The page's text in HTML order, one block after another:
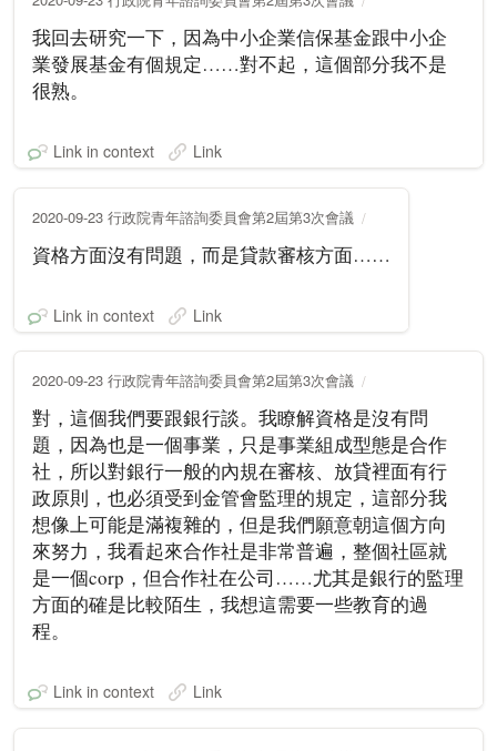
我回去研究一下，因為中小企業信保基金跟中小企
業發展基金有個規定……對不起，這個部分我不是
很熟。
Link in context Link
2020-09-23 行政院青年諮詢委員會第2屆第3次會議
資格方面沒有問題，而是貸款審核方面……
Link in context Link
2020-09-23 行政院青年諮詢委員會第2屆第3次會議
對，這個我們要跟銀行談。我瞭解資格是沒有問
題，因為也是一個事業，只是事業組成型態是合作
社，所以對銀行一般的內規在審核、放貸裡面有行
政原則，也必須受到金管會監理的規定，這部分我
想像上可能是滿複雜的，但是我們願意朝這個方向
來努力，我看起來合作社是非常普遍，整個社區就
是一個corp，但合作社在公司……尤其是銀行的監理
方面的確是比較陌生，我想這需要一些教育的過
程。
Link in context Link